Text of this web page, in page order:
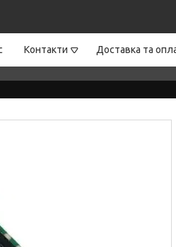
Контакти Доставка та